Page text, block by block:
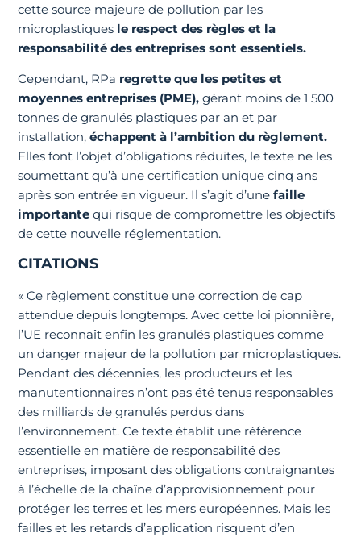
cette source majeure de pollution par les
microplastiques le respect des règles et la
responsabilité des entreprises sont essentiels.
Cependant, RPa regrette que les petites et
moyennes entreprises (PME), gérant moins de 1 500
tonnes de granulés plastiques par an et par
installation,échappent à l’ambition du règlement.
Elles font l’objet d’obligations réduites, le texte ne les
soumettant qu’à une certification unique cinq ans
après son entrée en vigueur. Il s’agit d’unefaille
importantequi risque de compromettre les objectifs
de cette nouvelle réglementation.
CITATIONS
« Ce règlement constitue une correction de cap
attendue depuis longtemps. Avec cette loi pionnière,
l’UE reconnaît enfin les granulés plastiques comme
un danger majeur de la pollution par microplastiques.
Pendant des décennies, les producteurs et les
manutentionnaires n’ont pas été tenus responsables
des milliards de granulés perdus dans
l’environnement. Ce texte établit une référence
essentielle en matière de responsabilité des
entreprises, imposant des obligations contraignantes
à l’échelle de la chaîne d’approvisionnement pour
protéger les terres et les mers européennes. Mais les
failles et les retards d’application risquent d’en